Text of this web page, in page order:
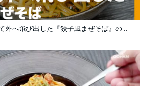
外へ飛び出した『餃子風まぜそば』の...